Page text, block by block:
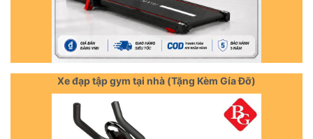
Xe đạp tập gym tại nhà (Tặng Kèm Gía Đỡ)